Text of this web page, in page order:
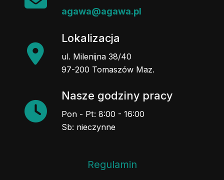
agawa@agawa.pl
Lokalizacja
ul. Milenijna 38/40
97-200 Tomaszów Maz.
Nasze godziny pracy
Pon - Pt: 8:00 - 16:00
Sb: nieczynne
Regulamin